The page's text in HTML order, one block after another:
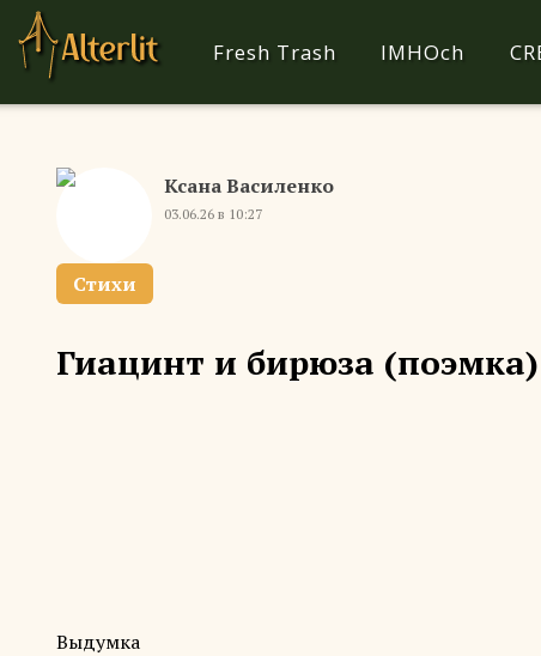
Fresh Trash IMHOch
Ксана Василенко
03.06.26 в 10:27
Стихи
Гиацинт и бирюза (поэмка)
­Выдумка